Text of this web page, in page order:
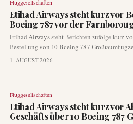
Fluggesellschaften
Etihad Airways steht kurz vor
Boeing 787 vor der
Etihad Airways steht Berichten zufolge kurz
Bestellung von 10 Boeing 787
deuten darauf hin, dass eine Ankündigung mit
Flottenentwicklung des bekannten Golf-
1. AUGUST 2026
Fluggesellschaften
Etihad Airways steht kurz vor
Geschäfts über 10 Boeing 787